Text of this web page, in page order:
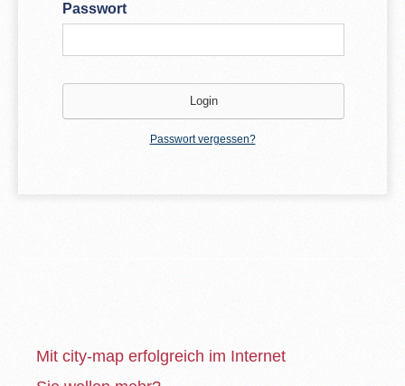
Passwort
Passwort vergessen?
Mit city-map erfolgreich im Internet